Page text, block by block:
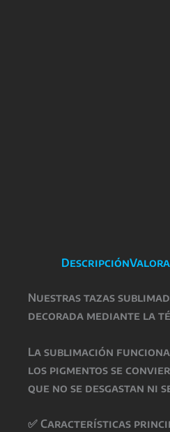
Descripción
Nuestras tazas
decorada mediante la
La sublimación funciona
los pigmentos se
que no se desgastan ni
✅ Características